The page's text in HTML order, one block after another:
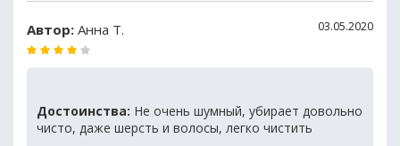
Автор: Анна Т. 03.05.2020
Достоинства: Не очень шумный, убирает довольно
чисто, даже шерсть и волосы, легко чистить